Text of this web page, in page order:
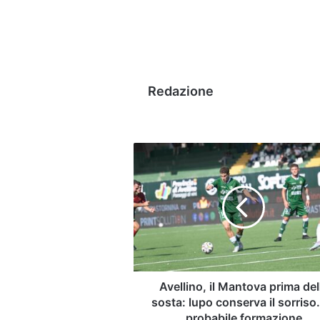
Redazione
Avellino,
Mantova
prima
della
sosta:
lupo
conserva
il
sorriso.Avellino, il Mantova prima
sosta: lupo conserva il